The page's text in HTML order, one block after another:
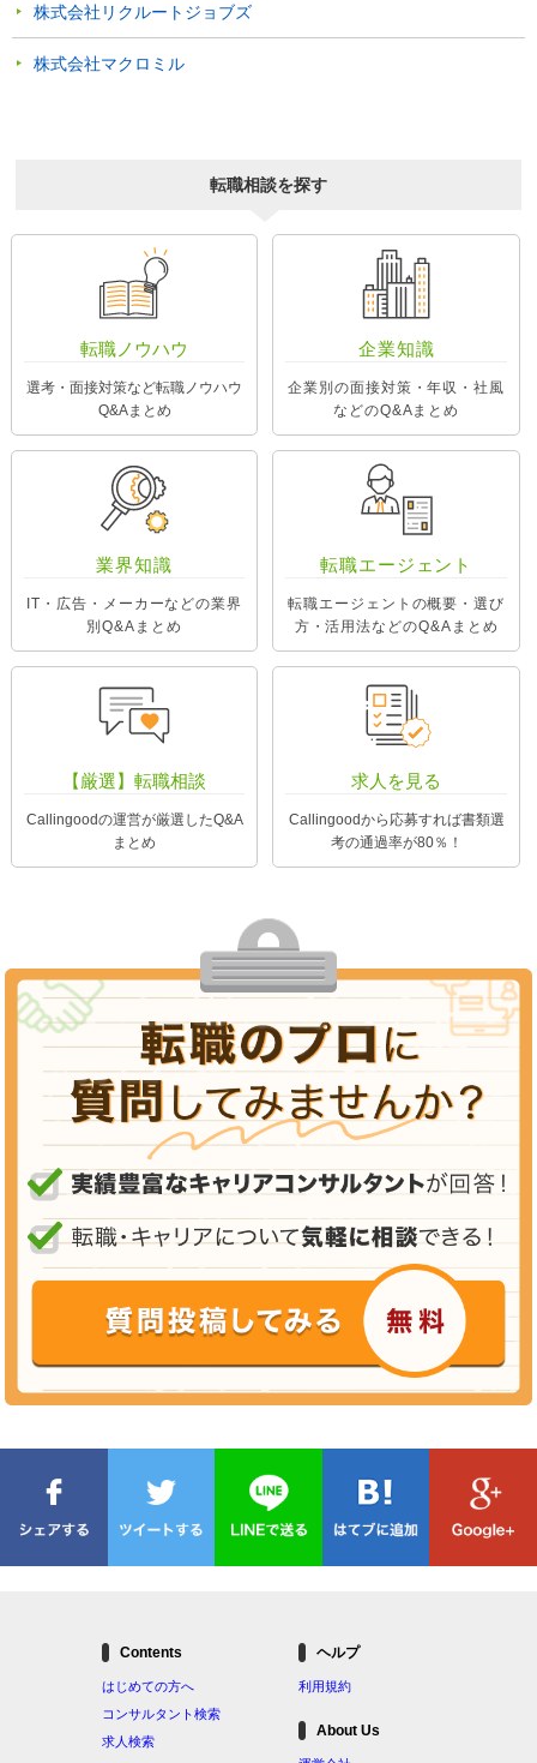
株式会社リクルートジョブズ
株式会社マクロミル
転職相談を探す
転職ノウハウ
選考・面接対策など転職ノウハウ
Q&Aまとめ
企業知識
企業別の面接対策・年収・社風
などのQ&Aまとめ
業界知識
IT・広告・メーカーなどの業界
別Q&Aまとめ
転職エージェント
転職エージェントの概要・選び
方・活用法などのQ&Aまとめ
【厳選】転職相談
Callingoodの運営が厳選したQ&A
まとめ
求人を見る
Callingoodから応募すれば書類選
考の通過率が80％！
Contents
はじめての方へ
コンサルタント検索
求人検索
ヘルプ
利用規約
About Us